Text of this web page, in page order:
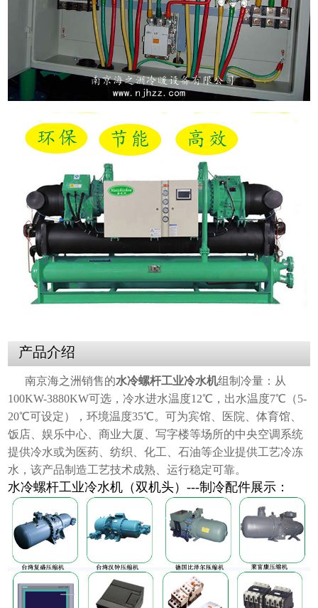
产品介绍
南京海之洲销售的水冷螺杆工业冷水机组制冷量：从
100KW-3880KW可选，冷水进水温度12℃，出水温度7℃（5-
20℃可设定），环境温度35℃。可为宾馆、医院、体育馆、
饭店、娱乐中心、商业大厦、写字楼等场所的中央空调系统
提供冷水或为医药、纺织、化工、石油等企业提供工艺冷冻
水，该产品制造工艺技术成熟、运行稳定可靠。
水冷螺杆工业冷水机（双机头）---制冷配件展示：